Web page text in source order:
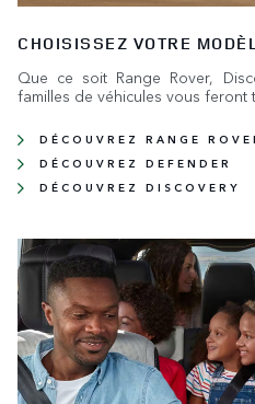
CHOISISSEZ VOTRE
Que ce soit Range Rover,
familles de véhicules vous feront
DÉCOUVREZ RANGE
DÉCOUVREZ DEFENDER
DÉCOUVREZ DISCOVERY